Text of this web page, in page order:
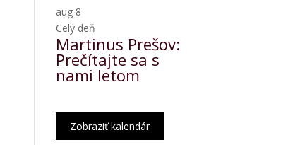
aug 8
Celý deň
Martinus Prešov:
Prečítajte sa s
nami letom
Zobraziť kalendár